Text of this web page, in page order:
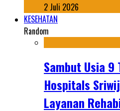
2 Juli 2026
KESEHATAN
Random
Sambut Usia 9
Hospitals
Layanan